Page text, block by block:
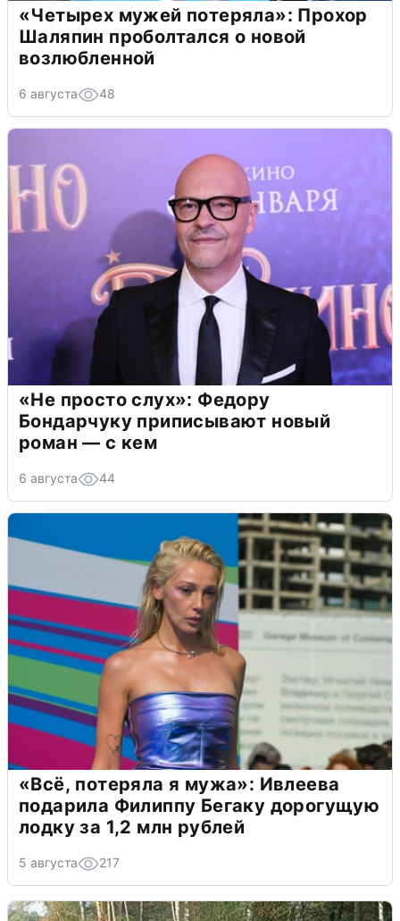
«Четырех мужей потеряла»: Прохор
Шаляпин проболтался о новой
возлюбленной
6 августа 48
«Не просто слух»: Федору
Бондарчуку приписывают новый
роман — с кем
6 августа 44
«Всё, потеряла я мужа»: Ивлеева
подарила Филиппу Бегаку дорогущую
лодку за 1,2 млн рублей
5 августа 217